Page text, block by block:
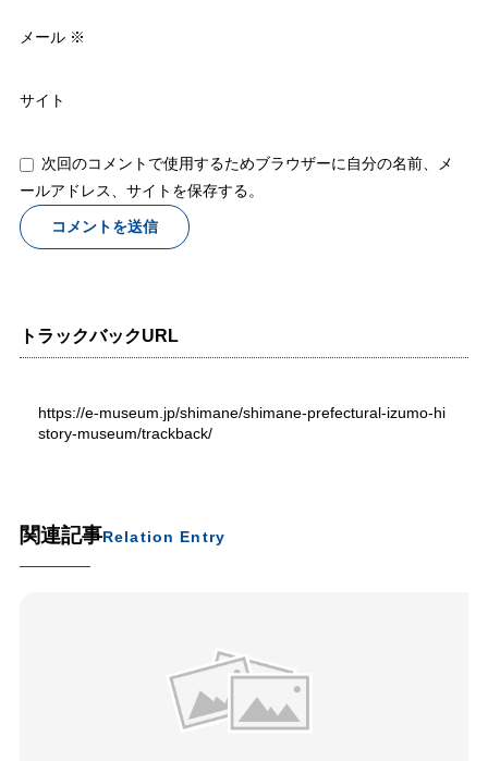
メール ※
サイト
次回のコメントで使用するためブラウザーに自分の名前、メ
ールアドレス、サイトを保存する。
トラックバックURL
https://e-museum.jp/shimane/shimane-prefectural-izumo-hi
story-museum/trackback/
関連記事Relation Entry